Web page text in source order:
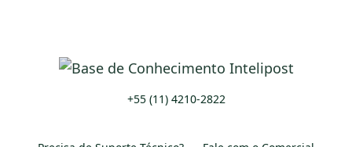
+55 (11) 4210-2822